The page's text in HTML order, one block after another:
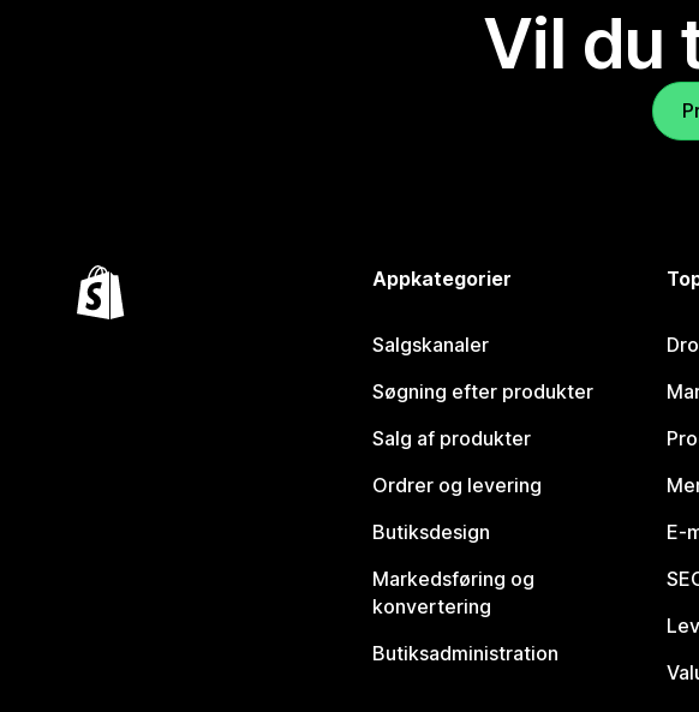
Vil du
Appkategorier
Salgskanaler
Søgning efter produkter
Salg af produkter
Ordrer og levering
Butiksdesign
Markedsføring og
konvertering
Butiksadministration
E-